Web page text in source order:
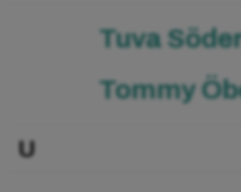
Tuva
Tommy
U